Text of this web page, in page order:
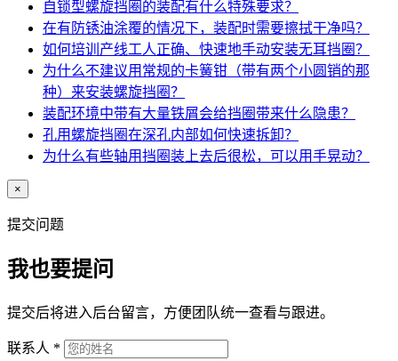
自锁型螺旋挡圈的装配有什么特殊要求？
在有防锈油涂覆的情况下，装配时需要擦拭干净吗？
如何培训产线工人正确、快速地手动安装无耳挡圈？
为什么不建议用常规的卡簧钳（带有两个小圆销的那
种）来安装螺旋挡圈？
装配环境中带有大量铁屑会给挡圈带来什么隐患？
孔用螺旋挡圈在深孔内部如何快速拆卸？
为什么有些轴用挡圈装上去后很松，可以用手晃动？
×
提交问题
我也要提问
提交后将进入后台留言，方便团队统一查看与跟进。
联系人 *